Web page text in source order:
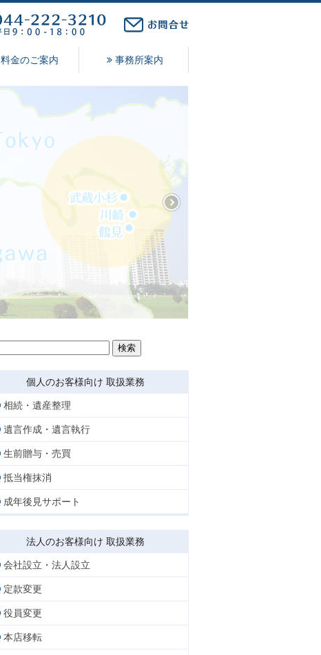
料金のご案内 事務所案内
個人のお客様向け 取扱業務
相続・遺産整理
遺言作成・遺言執行
生前贈与・売買
抵当権抹消
成年後見サポート
法人のお客様向け 取扱業務
会社設立・法人設立
定款変更
役員変更
本店移転